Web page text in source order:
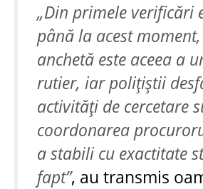
„Din primele verificări
până la acest
anchetă este aceea a
rutier, iar polițiștii
activități de cercetare
coordonarea
a stabili cu exactitate
fapt”, au transmis